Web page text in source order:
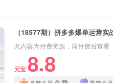
此内容为付费资源，请付费后查看
元宝 8.8